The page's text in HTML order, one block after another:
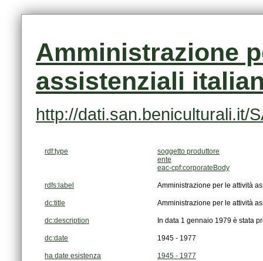
assistenziali
http://dati.san.beniculturali.it/
rdf:type
soggetto produttore
ente
eac-cpf:corporateBody
rdfs:label Amministrazione per le attività
dc:title Amministrazione per le attività
dc:description In data 1 gennaio 1979 è stata
dc:date 1945 - 1977
ha date esistenza 1945 - 1977